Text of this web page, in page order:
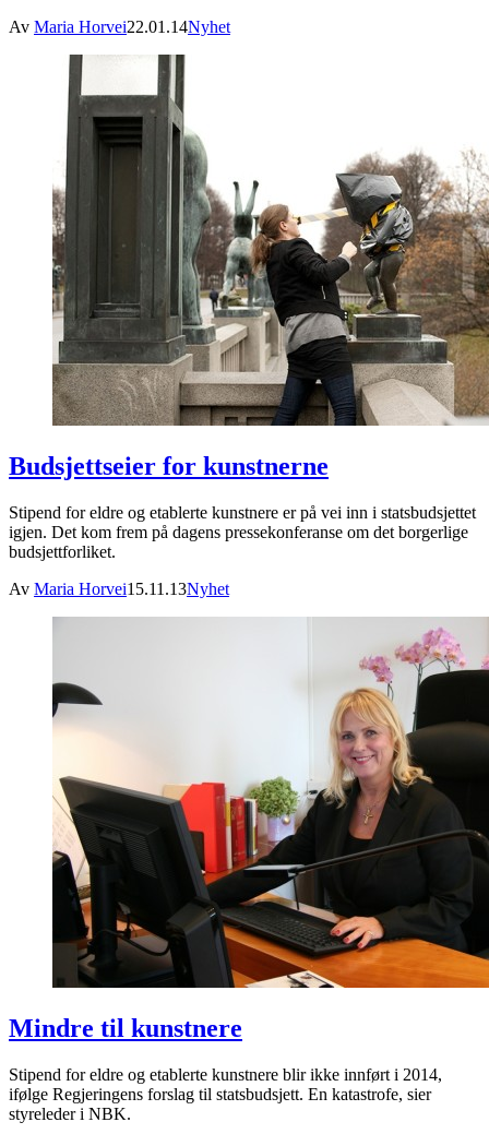
Av Maria Horvei22.01.14Nyhet
Budsjettseier for kunstnerne
Stipend for eldre og etablerte kunstnere er på vei inn i statsbudsjettet
igjen. Det kom frem på dagens pressekonferanse om det borgerlige
budsjettforliket.
Av Maria Horvei15.11.13Nyhet
Mindre til kunstnere
Stipend for eldre og etablerte kunstnere blir ikke innført i 2014,
ifølge Regjeringens forslag til statsbudsjett. En katastrofe, sier
styreleder i NBK.